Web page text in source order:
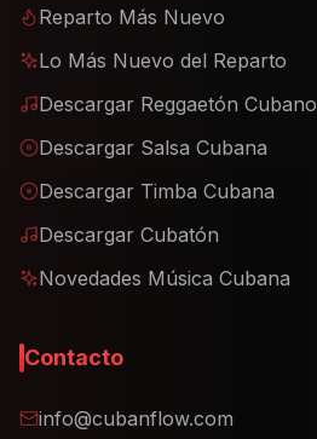
Reparto Más Nuevo
Lo Más Nuevo del Reparto
Descargar Reggaetón Cubano
Descargar Salsa Cubana
Descargar Timba Cubana
Descargar Cubatón
Novedades Música Cubana
Contacto
info@cubanflow.com